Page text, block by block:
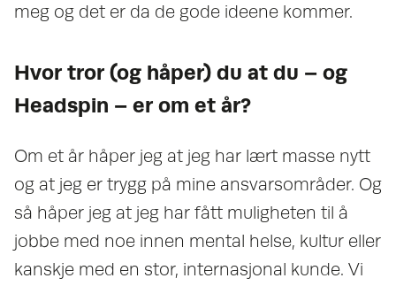
meg og det er da de gode ideene kommer.
Hvor tror (og håper) du at du – og
Headspin – er om et år?
Om et år håper jeg at jeg har lært masse nytt
og at jeg er trygg på mine ansvarsområder. Og
så håper jeg at jeg har fått muligheten til å
jobbe med noe innen mental helse, kultur eller
kanskje med en stor, internasjonal kunde. Vi